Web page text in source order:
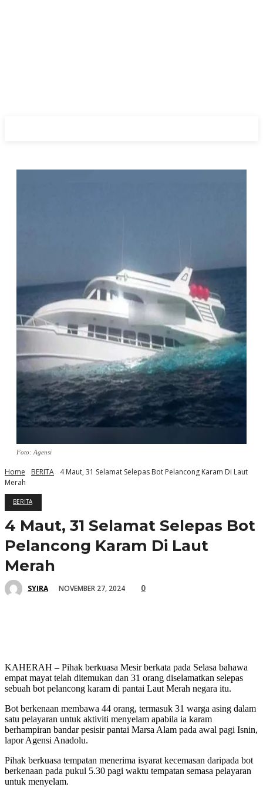
Foto: Agensi
Home BERITA
4 Maut, 31 Selamat Selepas Bot Pelancong Karam Di Laut
Merah
BERITA
4 Maut, 31 Selamat Selepas Bot
Pelancong Karam Di Laut
Merah
SYIRA NOVEMBER 27, 2024 0
KAHERAH – Pihak berkuasa Mesir berkata pada Selasa bahawa
empat mayat telah ditemukan dan 31 orang diselamatkan selepas
sebuah bot pelancong karam di pantai Laut Merah negara itu.
Bot berkenaan membawa 44 orang, termasuk 31 warga asing dalam
satu pelayaran untuk aktiviti menyelam apabila ia karam
berhampiran bandar pesisir pantai Marsa Alam pada awal pagi Isnin,
lapor Agensi Anadolu.
Pihak berkuasa tempatan menerima isyarat kecemasan daripada bot
berkenaan pada pukul 5.30 pagi waktu tempatan semasa pelayaran
untuk menyelam.